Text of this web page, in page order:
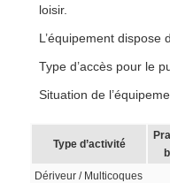
loisir.
L’équipement dispose
Type d’accès pour le
Situation de
Type d’activité
Dériveur / Multicoques